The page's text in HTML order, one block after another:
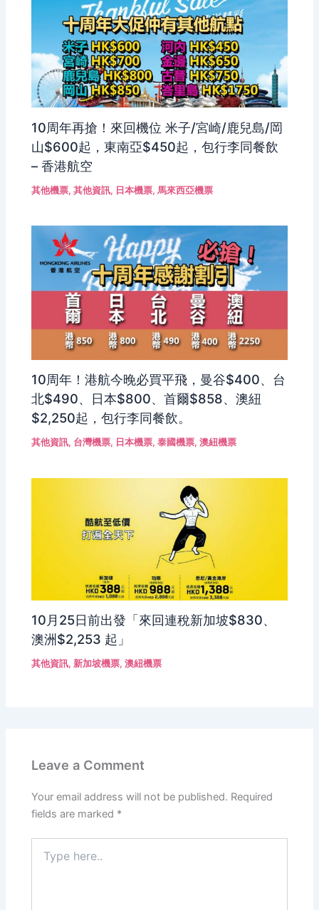
10周年再搶！來回機位 米子/宮崎/鹿兒島/岡
山$600起，東南亞$450起，包行李同餐飲
– 香港航空
其他機票,其他資訊, 日本機票,馬來西亞機票
10周年！港航今晚必買平飛，曼谷$400、台
北$490、日本$800、首爾$858、澳紐
$2,250起，包行李同餐飲。
其他資訊, 台灣機票, 日本機票,泰國機票,澳紐機票
10月25日前出發「來回連稅新加坡$830、
澳洲$2,253 起」
其他資訊,新加坡機票,澳紐機票
Leave a Comment
Your email address will not be published. Required
fields are marked *
here..